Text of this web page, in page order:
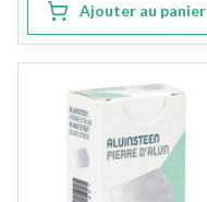
Ajouter au panier